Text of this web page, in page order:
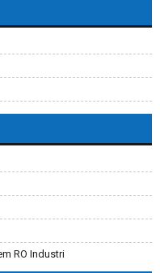
RO Industri